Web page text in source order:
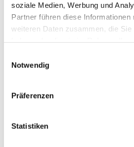
soziale Medien, Werbung und
Partner führen diese
weiteren Daten zusammen, die Sie
Notwendig
Präferenzen
Statistiken